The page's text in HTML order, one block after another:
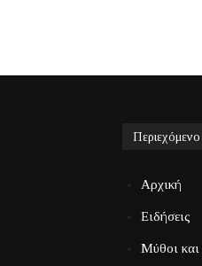
Περιεχόμενο
Αρχική
Ειδήσεις
Μύθοι και